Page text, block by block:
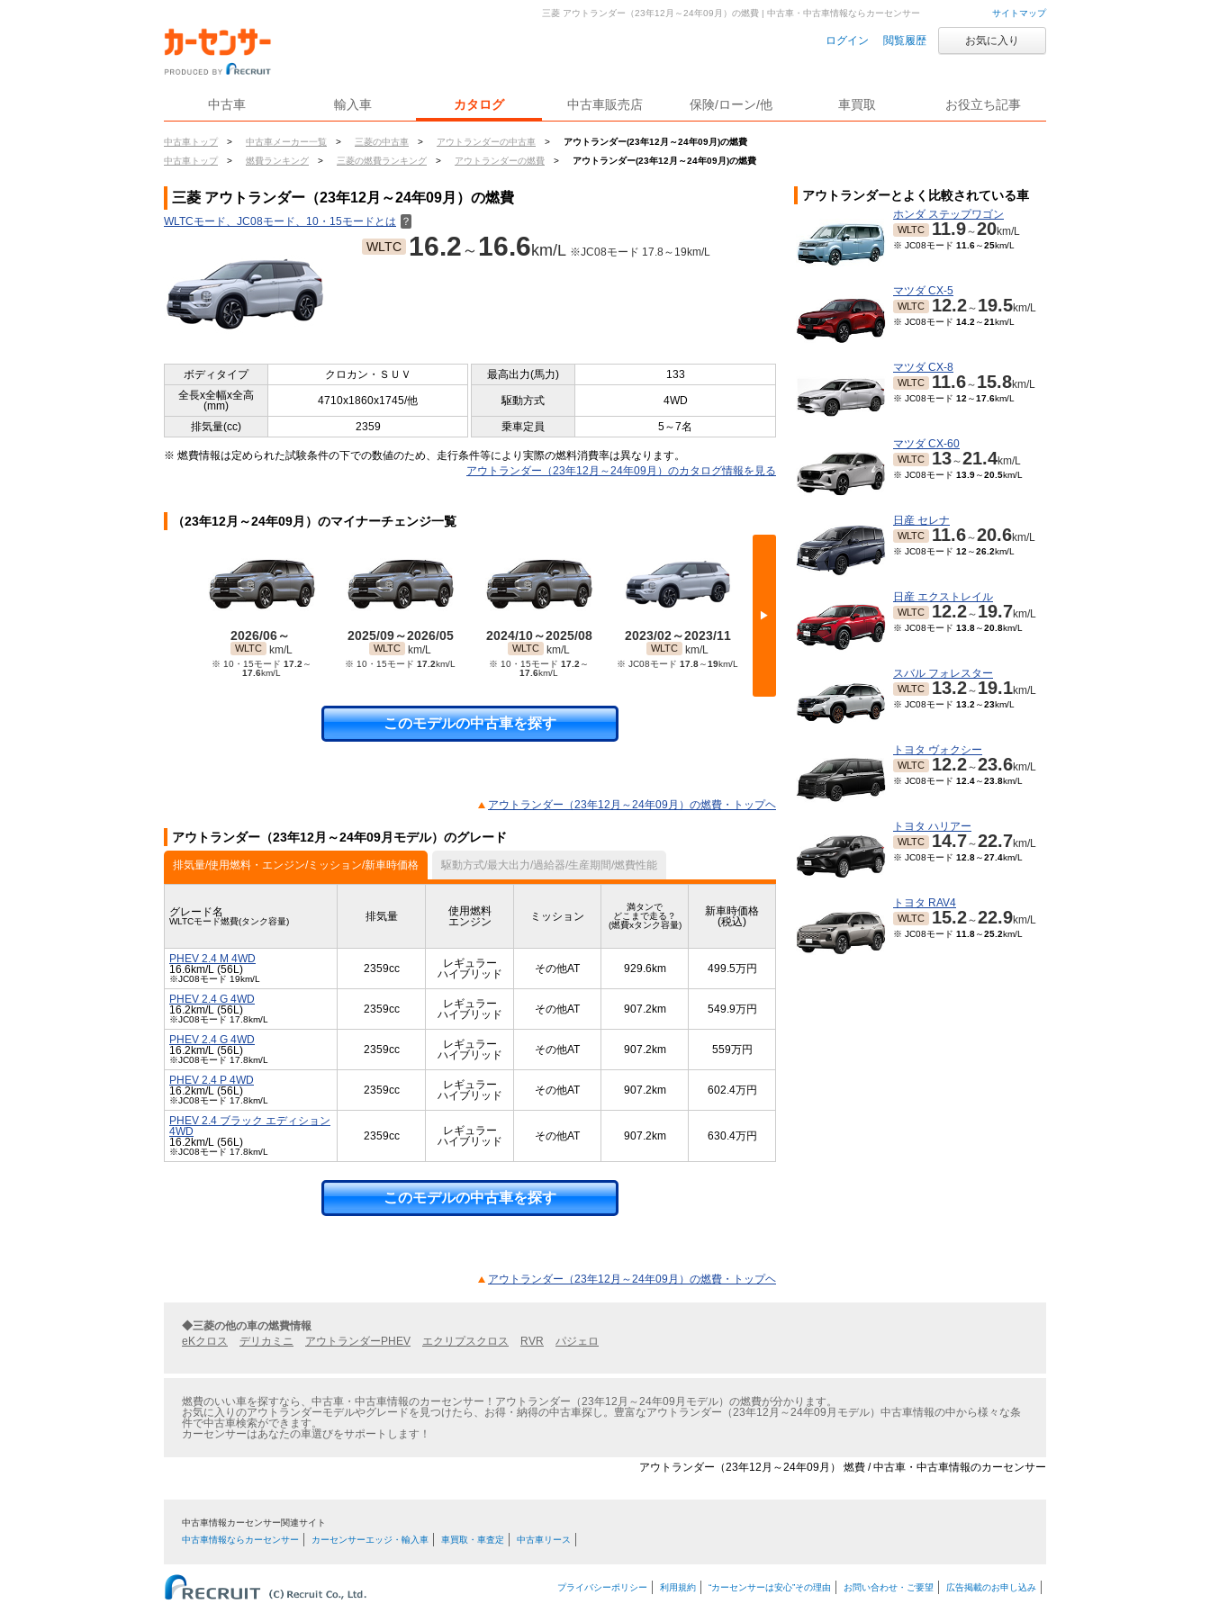
サイトマップ
ログイン 閲覧履歴 お気に入り
中古車 輸入車 カタログ 中古車販売店 保険/ローン/他 車買取 お役立ち記事
中古車トップ > 中古車メーカー一覧 > 三菱の中古車 > アウトランダーの中古車 >
アウトランダー(23年12月～24年09月)の燃費
中古車トップ
> 燃費ランキング > 三菱の燃費ランキング > アウトランダーの燃費 > アウトランダー(23年12月～24年09月)の燃費
三菱 アウトランダー（23年12月～24年09月）の燃費 | 中古車・中古車情報ならカーセンサー
三菱 アウトランダー（23年12月～24年09月）の燃費
WLTCモード、JC08モード、10・15モードとは ？
WLTC 16.2 ～ 16.6km/L ※JC08モード 17.8～19km/L
ボディタイプ クロカン・ＳＵＶ 最高出力(馬力)
133
全長x全幅x全高
(mm)
4710x1860x1745/他 駆動方式 4WD
排気量(cc) 2359 乗車定員 5～7名
※ 燃費情報は定められた試験条件の下での数値のため、走行条件等により実際の燃料消費率は異なります。
アウトランダー（23年12月～24年09月）のカタログ情報を見る
（23年12月～24年09月）のマイナーチェンジ一覧
▶
2026/06～
WLTC km/L
※ 10・15モード 17.2 ～
17.6km/L
2025/09～2026/05
WLTC km/L
※ 10・15モード 17.2km/L
2024/10～2025/08
WLTC km/L
※ 10・15モード 17.2 ～
17.6km/L
2023/02～2023/11
WLTC km/L
※ JC08モード 17.8～19km/L
2022/10～2023/01
WLTC km/L
2021/12～2022/09
16.6km/L
このモデルの中古車を探す
アウトランダー（23年12月～24年09月）の燃費・トップヘ
アウトランダー（23年12月～24年09月モデル）のグレード
排気量/使用燃料・エンジン/ミッション/新車時価格 駆動方式/最大出力/過給器/生産期間/燃費性能
グレード名
WLTCモード燃費(タンク容量) 排気量
使用燃料
エンジン
ミッション
満タンで
どこまで走る？
(燃費xタンク容量)
新車時価格
(税込)
PHEV 2.4 M 4WD
16.6km/L (56L)
※JC08モード 19km/L
2359cc
レギュラー
ハイブリッド
その他AT 929.6km 499.5万円
PHEV 2.4 G 4WD
16.2km/L (56L)
※JC08モード 17.8km/L
2359cc
レギュラー
ハイブリッド
その他AT 907.2km 549.9万円
PHEV 2.4 G 4WD
16.2km/L (56L)
※JC08モード 17.8km/L
2359cc
レギュラー
ハイブリッド
その他AT 907.2km 559万円
PHEV 2.4 P 4WD
16.2km/L (56L)
※JC08モード 17.8km/L
2359cc
レギュラー
ハイブリッド
その他AT 907.2km 602.4万円
PHEV 2.4 ブラック エディション
4WD
16.2km/L (56L)
※JC08モード 17.8km/L
2359cc
レギュラー
ハイブリッド
その他AT 907.2km 630.4万円
このモデルの中古車を探す
アウトランダー（23年12月～24年09月）の燃費・トップヘ
アウトランダーとよく比較されている車
ホンダ ステップワゴン
WLTC 11.9～20km/L
※ JC08モード 11.6～25km/L
マツダ CX-5
WLTC 12.2～ 19.5km/L
※ JC08モード 14.2 ～21km/L
マツダ CX-8
WLTC 11.6～ 15.8km/L
※ JC08モード 12 ～17.6km/L
マツダ CX-60
WLTC 13～21.4km/L
※ JC08モード 13.9～20.5km/L
日産 セレナ
WLTC 11.6～20.6km/L
※ JC08モード 12 ～26.2km/L
日産 エクストレイル
WLTC 12.2～ 19.7km/L
※ JC08モード 13.8～20.8km/L
スバル フォレスター
WLTC 13.2～ 19.1km/L
※ JC08モード 13.2 ～23km/L
トヨタ ヴォクシー
WLTC 12.2～23.6km/L
※ JC08モード 12.4～23.8km/L
トヨタ ハリアー
WLTC 14.7～22.7km/L
※ JC08モード 12.8～27.4km/L
トヨタ RAV4
WLTC 15.2～22.9km/L
※ JC08モード 11.8～25.2km/L
◆三菱の他の車の燃費情報
eKクロス
デリカミニ アウトランダーPHEV エクリプスクロス RVR パジェロ
燃費のいい車を探すなら、中古車・中古車情報のカーセンサー！アウトランダー（23年12月～24年09月モデル）の燃費が分かります。
お気に入りのアウトランダーモデルやグレードを見つけたら、お得・納得の中古車探し。豊富なアウトランダー（23年12月～24年09月モデル）中古車情報の中から様々な条
件で中古車検索ができます。
カーセンサーはあなたの車選びをサポートします！
アウトランダー（23年12月～24年09月） 燃費 / 中古車・中古車情報のカーセンサー
中古車情報カーセンサー関連サイト
中古車情報ならカーセンサー
カーセンサーエッジ・輸入車 車買取・車査定 中古車リース
プライバシーポリシー 利用規約 “カーセンサーは安心”その理由 お問い合わせ・ご要望 広告掲載のお申し込み